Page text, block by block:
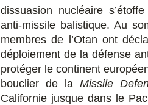
dissuasion nucléaire
anti-missile balistique. Au
membres de l’Otan ont
déploiement de la défense
protéger le continent
bouclier de la Missile
Californie jusque dans le